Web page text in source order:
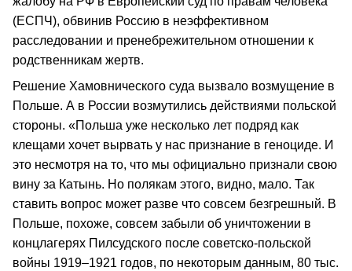
(ЕСПЧ), обвинив Россию в неэффективном
расследовании и пренебрежительном отношении к
родственникам жертв.
Решение Хамовнического суда вызвало возмущение в
Польше. А в России возмутились действиями польской
стороны. «Польша уже несколько лет подряд как
клещами хочет вырвать у нас признание в геноциде. И
это несмотря на то, что мы официально признали свою
вину за Катынь. Но полякам этого, видно, мало. Так
ставить вопрос может разве что совсем безгрешный. В
Польше, похоже, совсем забыли об уничтожении в
концлагерях Пилсудского после советско-польской
войны 1919–1921 годов, по некоторым данным, 80 тыс.